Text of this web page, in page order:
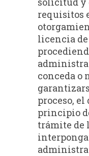
requisitos
licencia
conceda o
proceso, el
principio
trámite de